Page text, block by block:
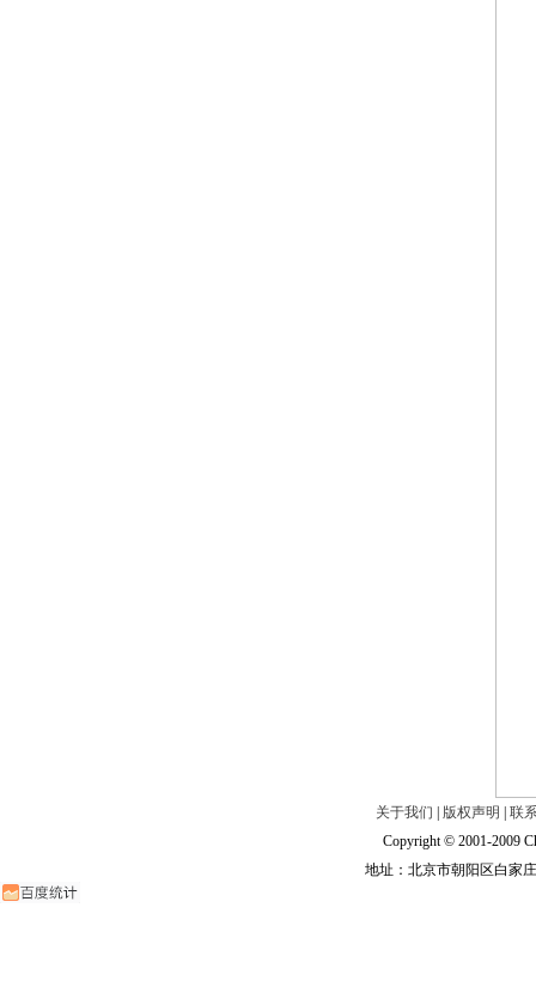
关于我们 版权声明
联
Copyright © 2001-2009
地址：北京市朝阳区白家